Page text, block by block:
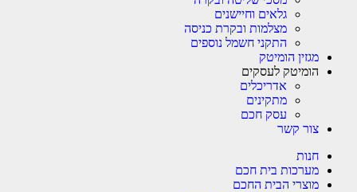
גלאים וחיישנים
מצלמות ובקרת כניסה
התקני חשמל נוספים
מגזין הומיטק
הומיטק לעסקים
אדריכלים
מתקינים
עסק חכם
צור קשר
חנות
מערכות בית חכם
מוצרי הבית החכם